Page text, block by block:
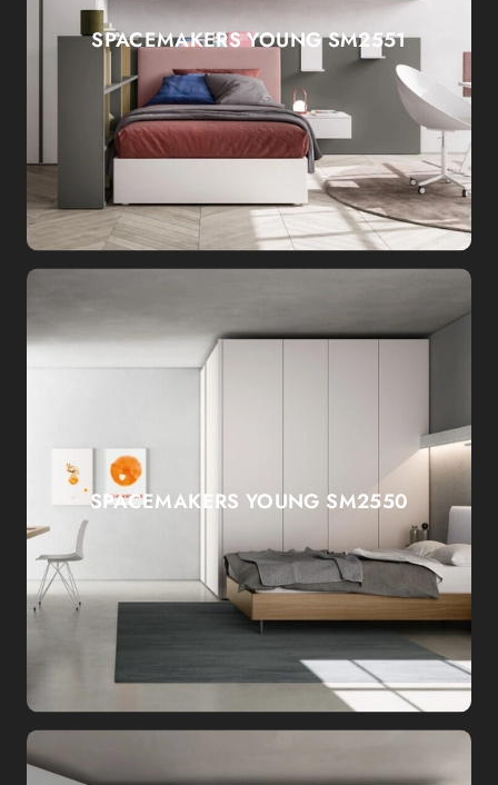
SPACEMAKERS YOUNG SM2551
SPACEMAKERS YOUNG SM2550